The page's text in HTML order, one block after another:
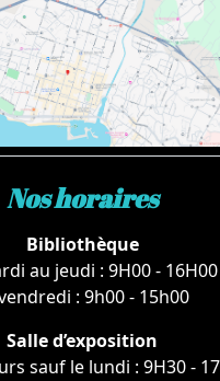
Nos horaires
Bibliothèque
au jeudi : 9H00 - 16H00
: 9h00 - 15h00
Salle d’exposition
sauf le lundi : 9H30 -